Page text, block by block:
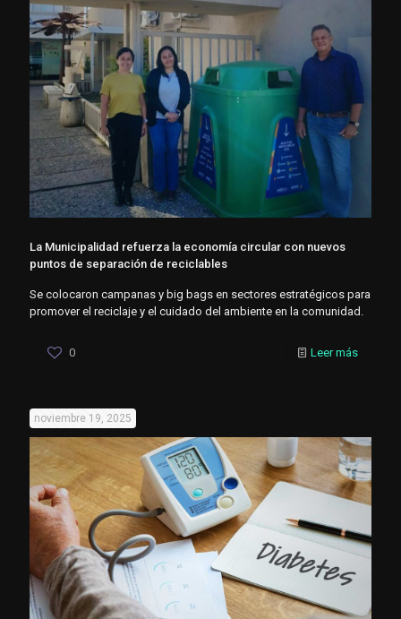
La Municipalidad refuerza la economía circular con nuevos
puntos de separación de reciclables
Se colocaron campanas y big bags en sectores estratégicos para
promover el reciclaje y el cuidado del ambiente en la comunidad.
0 Leer más
noviembre 19, 2025